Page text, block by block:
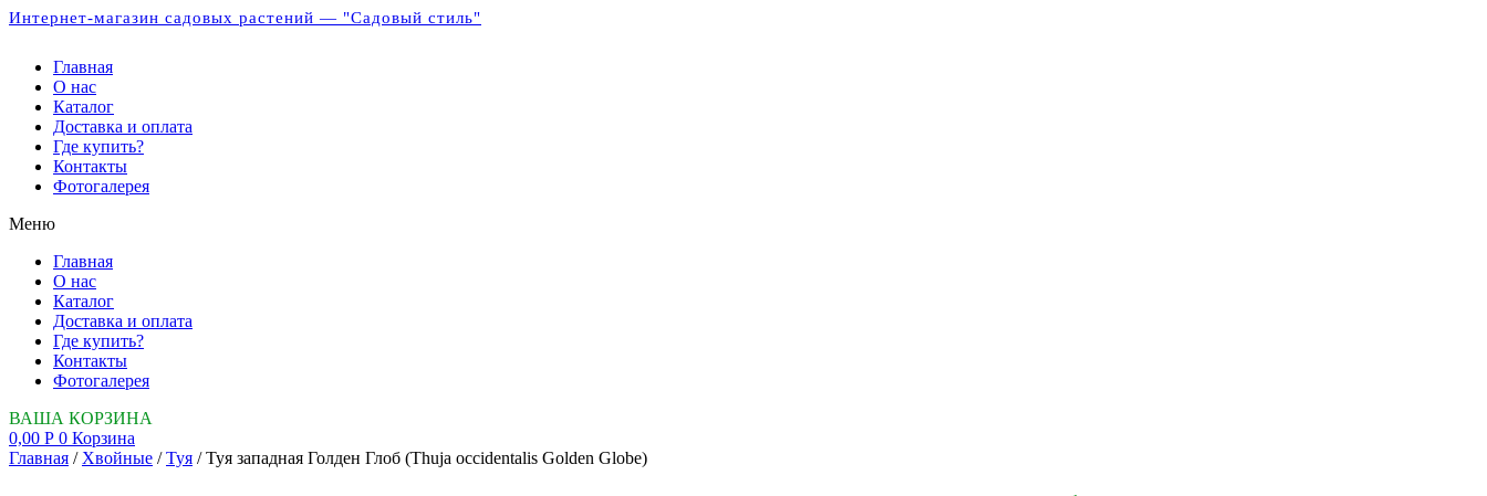
Интернет-магазин садовых растений — "Садовый стиль"
Главная
О нас
Каталог
Доставка и оплата
Где купить?
Контакты
Фотогалерея
Меню
Главная
О нас
Каталог
Доставка и оплата
Где купить?
Контакты
Фотогалерея
ВАША КОРЗИНА
0,00 Р 0 Корзина
Главная / Хвойные /Туя / Туя западная Голден Глоб (Thuja occidentalis Golden Globe)